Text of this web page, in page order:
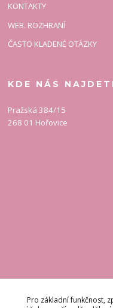
KONTAKTY
WEB. ROZHRANÍ
ČASTO KLADENÉ OTÁZKY
KDE NÁS
Pražská 384/15
268 01 Hořovice
KONTAKT
Pro základní funkčnost,